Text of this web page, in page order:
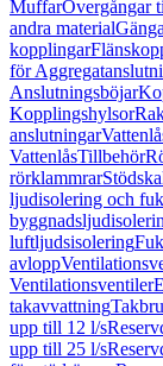
MuffarÖvergångar
andra material
kopplingar
för
Anslutningsböjar
Kopplingshylsor
anslutningar
VattenlåsTillbehör
rörklammrar
ljudisolering och
luftljudsisolering
avlopp
Ventilationsventiler
takavvattning
upp till 12 l/s
upp till 25 l/s